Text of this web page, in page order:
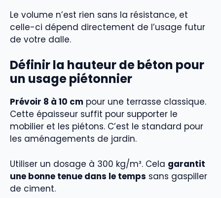
Le volume n’est rien sans la résistance, et
celle-ci dépend directement de l’usage futur
de votre dalle.
Définir la hauteur de béton pour
un usage piétonnier
Prévoir 8 à 10 cm pour une terrasse classique.
Cette épaisseur suffit pour supporter le
mobilier et les piétons. C’est le standard pour
les aménagements de jardin.
Utiliser un dosage à 300 kg/m³. Cela garantit
une bonne tenue dans le temps sans gaspiller
de ciment.